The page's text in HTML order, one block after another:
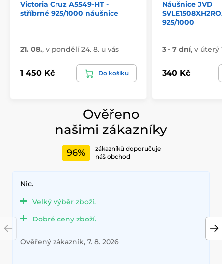
Victoria Cruz A5549-HT -
stříbrné 925/1000 náušnice
21. 08., v pondělí 24. 8. u vás
1 450 Kč Do košíku
Náušnice JVD
925/1000
3 - 7 dní, v úterý
340 Kč
Ověřeno
našimi zákazníky
96%
zákazníků doporučuje
náš obchod
Nic.
Velký výběr zboží.
Dobré ceny zboží.
Ověřený zákazník, 7. 8. 2026